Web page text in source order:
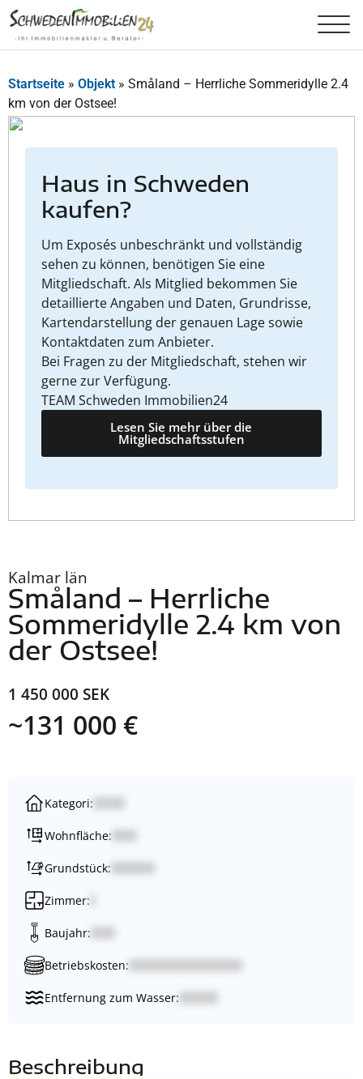
Startseite » Objekt » Småland – Herrliche Sommeridylle 2.4
km von der Ostsee!
Haus in Schweden
kaufen?
Um Exposés unbeschränkt und vollständig
sehen zu können, benötigen Sie eine
Mitgliedschaft. Als Mitglied bekommen Sie
detaillierte Angaben und Daten, Grundrisse,
Kartendarstellung der genauen Lage sowie
Kontaktdaten zum Anbieter.
Bei Fragen zu der Mitgliedschaft, stehen wir
gerne zur Verfügung.
TEAM Schweden Immobilien24
Lesen Sie mehr über die
Mitgliedschaftsstufen
Kalmar län
Småland – Herrliche
Sommeridylle 2.4 km von
der Ostsee!
1 450 000 SEK
~131 000 €
Kategori:
Wohnfläche:
Grundstück:
Zimmer:
Baujahr:
Betriebskosten:
Entfernung zum Wasser:
Beschreibung